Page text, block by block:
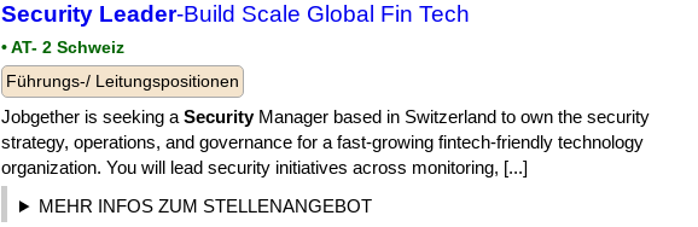
Security Leader-Build Scale Global Fin Tech
• AT- 2 Schweiz
Führungs-/ Leitungspositionen
Jobgether is seeking a SecurityManager based in Switzerland to own the security
strategy, operations, and governance for a fast-growing fintech-friendly technology
organization. You will lead security initiatives across monitoring, [...]
MEHR INFOS ZUM STELLENANGEBOT